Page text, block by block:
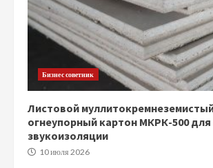
Бизнес советник
Листовой
огнеупорный картон МКРК-500 для
звукоизоляции
10 июля 2026